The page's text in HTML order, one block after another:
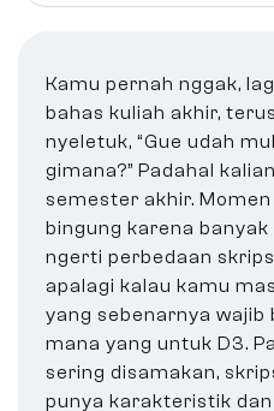
Kamu pernah nggak,
bahas kuliah akhir,
nyeletuk, “Gue udah
gimana?” Padahal
semester akhir.
bingung karena
ngerti perbedaan
apalagi kalau kamu
yang sebenarnya wajib
mana yang untuk D3.
sering disamakan,
punya karakteristik